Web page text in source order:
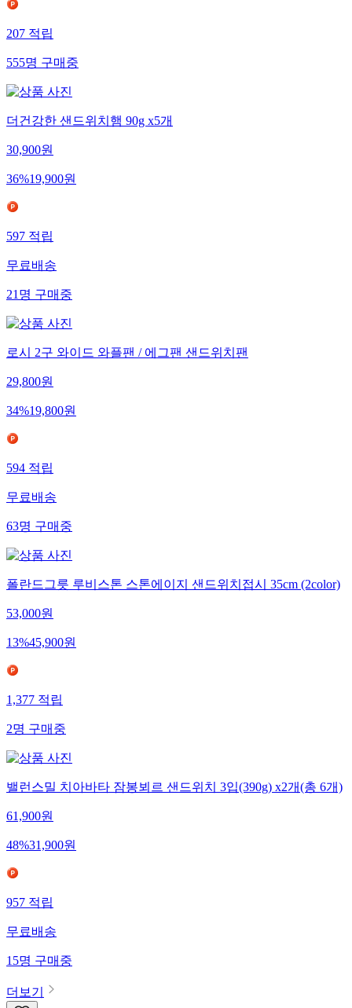
207적립
555명구매중
더건강한 샌드위치햄 90g x5개
30,900원
36%19,900원
597적립
무료배송
21명구매중
로시 2구 와이드 와플팬 / 에그팬 샌드위치팬
29,800원
34%19,800원
594적립
무료배송
63명구매중
폴란드그릇 루비스톤 스톤에이지 샌드위치접시 35cm (2color)
53,000원
13%45,900원
1,377적립
2명구매중
밸런스밀 치아바타 잠봉뵈르 샌드위치 3입(390g) x2개(총 6개)
61,900원
48%31,900원
957적립
무료배송
15명구매중
더보기